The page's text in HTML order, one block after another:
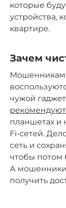
которые
устройства,
квартире.
Зачем
Мошенникам
чужой
рекомендуют
планшетах и
Fi-сетей.
сеть и
чтобы потом
А мошенники
получить